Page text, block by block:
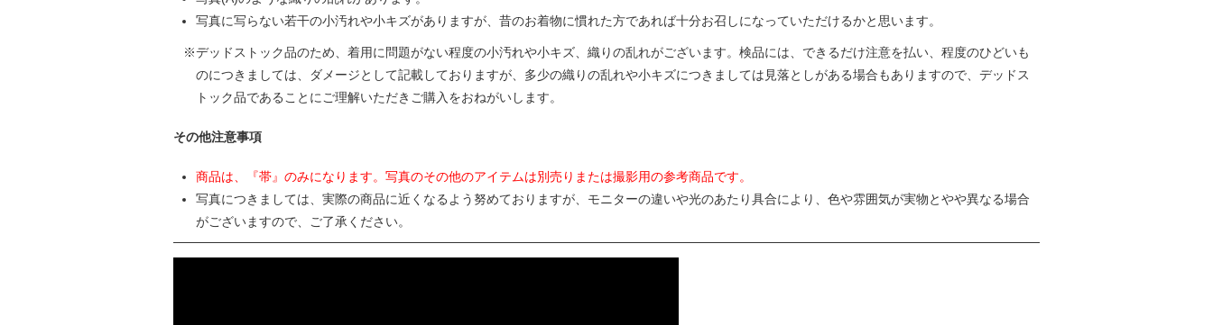
写真に写らない若干の小汚れや小キズがありますが、昔のお着物に慣れた方であれば十分お召しになっていただけるかと思います。
デッドストック品のため、着用に問題がない程度の小汚れや小キズ、織りの乱れがございます。検品には、できるだけ注意を払い、程度のひどいも
のにつきましては、ダメージとして記載しておりますが、多少の織りの乱れや小キズにつきましては見落としがある場合もありますので、デッドス
トック品であることにご理解いただきご購入をおねがいします。
その他注意事項
商品は、『帯』のみになります。写真のその他のアイテムは別売りまたは撮影用の参考商品です。
写真につきましては、実際の商品に近くなるよう努めておりますが、モニターの違いや光のあたり具合により、色や雰囲気が実物とやや異なる場合
がございますので、ご了承ください。